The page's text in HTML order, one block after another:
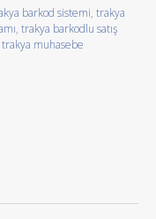
barkod sistemi,trakya
,trakya barkodlu satış
trakya muhasebe